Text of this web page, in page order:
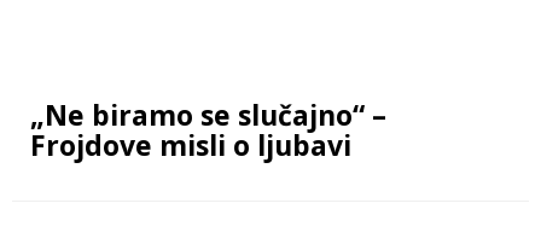
„Ne biramo se slučajno“ –
Frojdove misli o ljubavi